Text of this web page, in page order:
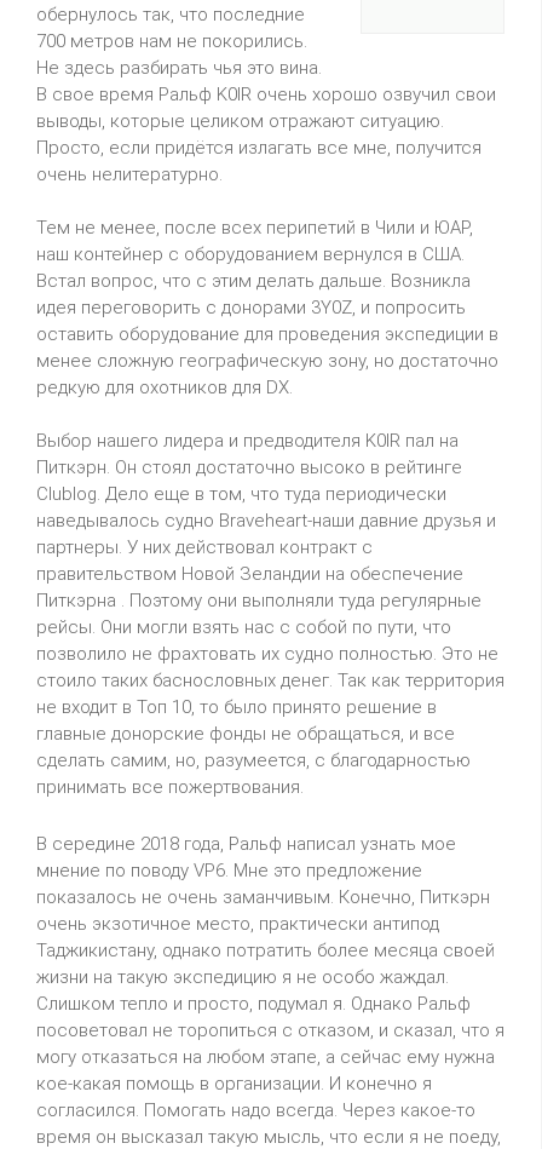
обернулось так, что последние
700 метров нам не покорились.
Не здесь разбирать чья это вина.
В свое время Ральф K0IR очень хорошо озвучил свои
выводы, которые целиком отражают ситуацию.
Просто, если придётся излагать все мне, получится
очень нелитературно.
Тем не менее, после всех перипетий в Чили и ЮАР,
наш контейнер с оборудованием вернулся в США.
Встал вопрос, что с этим делать дальше. Возникла
идея переговорить с донорами 3Y0Z, и попросить
оставить оборудование для проведения экспедиции в
менее сложную географическую зону, но достаточно
редкую для охотников для DX.
Выбор нашего лидера и предводителя K0IR пал на
Питкэрн. Он стоял достаточно высоко в рейтинге
Clublog. Дело еще в том, что туда периодически
наведывалось судно Braveheart-наши давние друзья и
партнеры. У них действовал контракт с
правительством Новой Зеландии на обеспечение
Питкэрна . Поэтому они выполняли туда регулярные
рейсы. Они могли взять нас с собой по пути, что
позволило не фрахтовать их судно полностью. Это не
стоило таких баснословных денег. Так как территория
не входит в Топ 10, то было принято решение в
главные донорские фонды не обращаться, и все
сделать самим, но, разумеется, с благодарностью
принимать все пожертвования.
В середине 2018 года, Ральф написал узнать мое
мнение по поводу VP6. Мне это предложение
показалось не очень заманчивым. Конечно, Питкэрн
очень экзотичное место, практически антипод
Таджикистану, однако потратить более месяца своей
жизни на такую экспедицию я не особо жаждал.
Слишком тепло и просто, подумал я. Однако Ральф
посоветовал не торопиться с отказом, и сказал, что я
могу отказаться на любом этапе, а сейчас ему нужна
кое-какая помощь в организации. И конечно я
согласился. Помогать надо всегда. Через какое-то
время он высказал такую мысль, что если я не поеду,